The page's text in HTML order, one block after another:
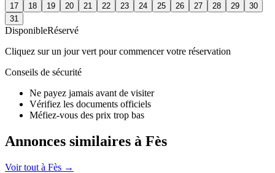
17
18 19 20 21 22 23 24 25 26 27 28 29
30
31
DisponibleRéservé
Cliquez sur un jour vert pour commencer votre réservation
Conseils de sécurité
Ne payez jamais avant de visiter
Vérifiez les documents officiels
Méfiez-vous des prix trop bas
Annonces similaires à Fès
Voir tout à Fès →